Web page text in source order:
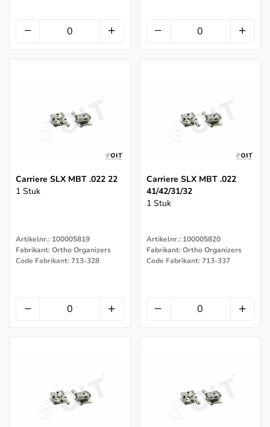
Carriere SLX MBT .022 22
1 Stuk
Artikelnr.: 100005819
Fabrikant: Ortho Organizers
Code Fabrikant: 713-328
Carriere SLX MBT .022
41/42/31/32
1 Stuk
Artikelnr.: 100005820
Fabrikant: Ortho Organizers
Code Fabrikant: 713-337